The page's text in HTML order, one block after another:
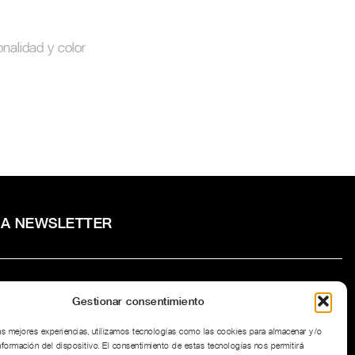
Gestionar consentimiento
mejores experiencias, utilizamos tecnologías como las cookies para almacenar y/o
del dispositivo. El consentimiento de estas tecnologías nos permitirá
y color
NEWSLETTER
la Política de privacidad del sitio web.